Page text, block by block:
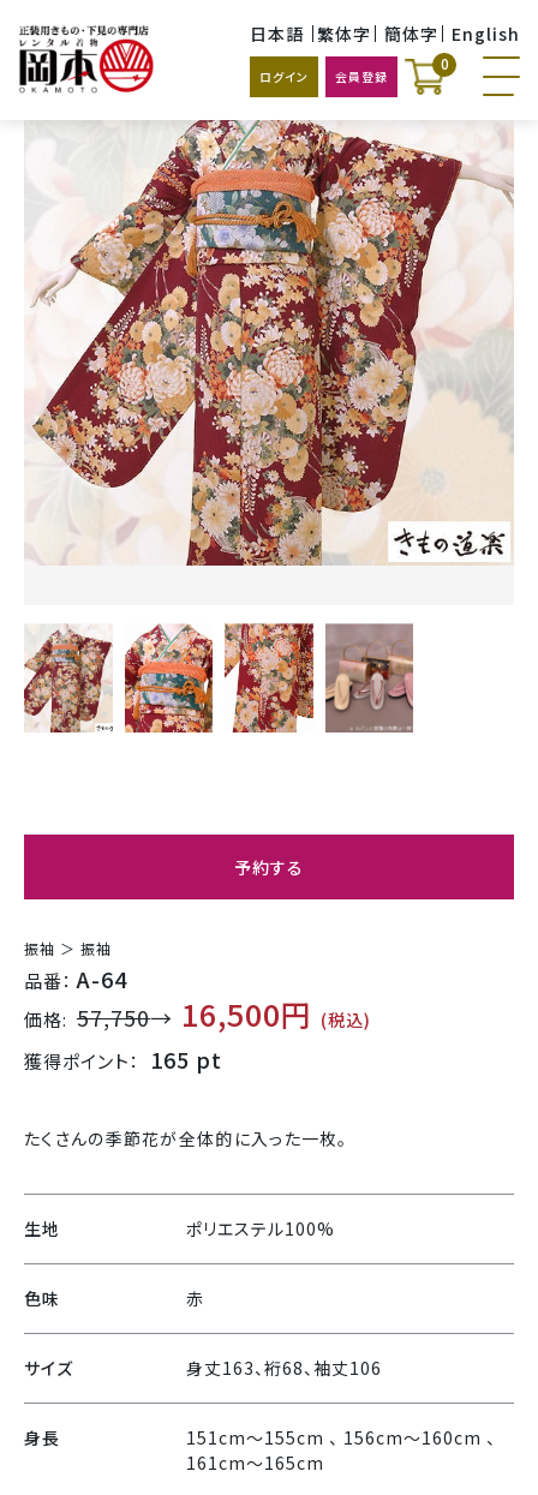
日本語 繁体字 簡体字 English
ログイン 会員登録
0
予約する
振袖 ＞ 振袖
品番： A-64
価格: 57,750→ 16,500円 (税込)
獲得ポイント： 165 pt
たくさんの季節花が全体的に入った一枚。
生地 ポリエステル100%
色味 赤
サイズ 身丈163、裄68、袖丈106
身長
151cm〜155cm 、 156cm〜160cm 、
161cm〜165cm